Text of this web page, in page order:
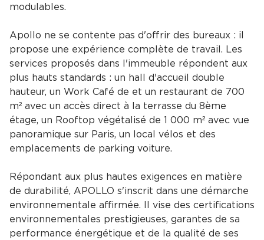
modulables.
Apollo ne se contente pas d'offrir des bureaux : il
propose une expérience complète de travail. Les
services proposés dans l'immeuble répondent aux
plus hauts standards : un hall d'accueil double
hauteur, un Work Café de et un restaurant de 700
m² avec un accès direct à la terrasse du 8ème
étage, un Rooftop végétalisé de 1 000 m² avec vue
panoramique sur Paris, un local vélos et des
emplacements de parking voiture.
Répondant aux plus hautes exigences en matière
de durabilité, APOLLO s'inscrit dans une démarche
environnementale affirmée. Il vise des certifications
environnementales prestigieuses, garantes de sa
performance énergétique et de la qualité de ses